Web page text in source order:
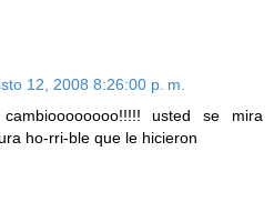
12, 2008 8:26:00 p. m.
usted se mira
ho-rri-ble que le hicieron